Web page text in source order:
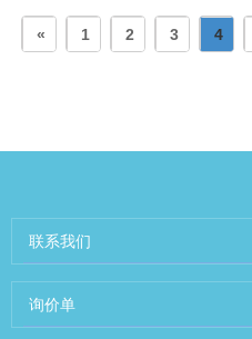
« 1 2 3 4
联系我们
询价单